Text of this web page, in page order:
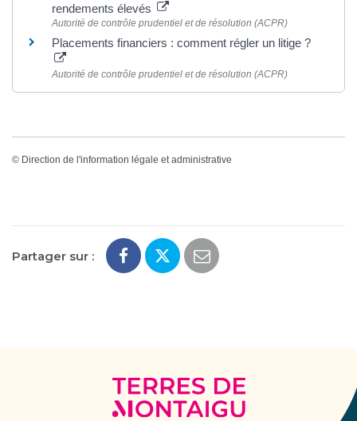
rendements élevés
Autorité de contrôle prudentiel et de résolution (ACPR)
Placements financiers : comment régler un litige ?
Autorité de contrôle prudentiel et de résolution (ACPR)
© Direction de l'information légale et administrative
Partager sur :
Terres
de